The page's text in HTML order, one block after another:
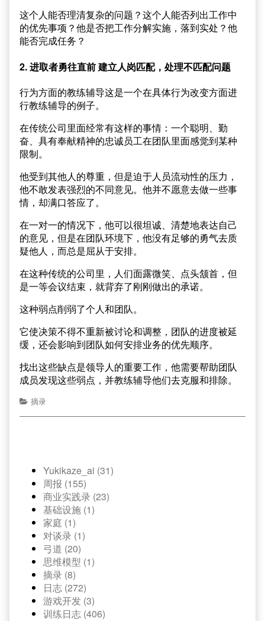
这个人能否理清复杂的问题？这个人能否列出工作中
的优先事项？他是否把工作分解实施，落到实处？他
能否完成任务？
2. 进取者勇往直前 建立人岗匹配，处理不匹配问题
行为方面的教练辅导这是一个在具体行为改变方面进
行教练辅导的例子。
在传统公司里面经常有这样的事情：一个聪明、勤
奋、具有奉献精神的忠诚员工在团队里面感觉到某种
限制。
他受到其他人的尊重，但是迫于人员流动性的压力，
他不敢发表强烈的不同意见。他并不愿意去做一些事
情，却满口答应了。
在一对一的情况下，他可以很坦诚、清楚地表达自己
的意见，但是在团队环境下，他没有足够的勇气去质
疑他人，而总是屈从于安排。
在这种传统的公司里，人们面露微笑、点头颔首，但
是一等会议结束，就背弃了刚刚做出的承诺。
这种弱点削弱了个人和团队。
它使决策不得不重新被讨论和调整，团队的进度被延
缓，还会影响到团队如何安排业务的优先顺序。
找出这些缺点是领导人的重要工作，他需要帮助团队
成员发现这些弱点，并教练辅导他们去克服和排除。
摘录
Yukikaze_ai (31)
周报 (155)
商业实践录 (23)
基础设施 (1)
家庭 (1)
对谈录 (1)
弓道 (20)
思维模型 (1)
摘录 (8)
日志 (272)
游戏开发 (3)
训练日志 (406)